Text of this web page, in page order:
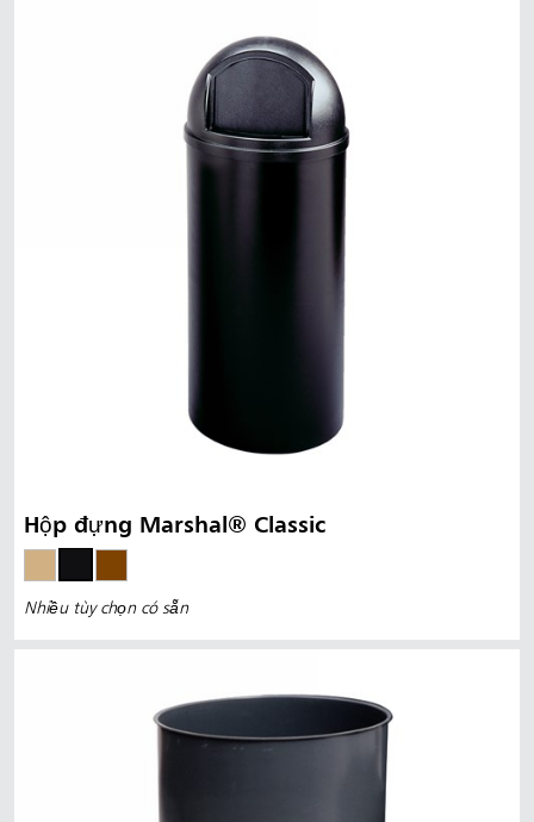
Hộp đựng Marshal® Classic
Nhiều tùy chọn có sẵn